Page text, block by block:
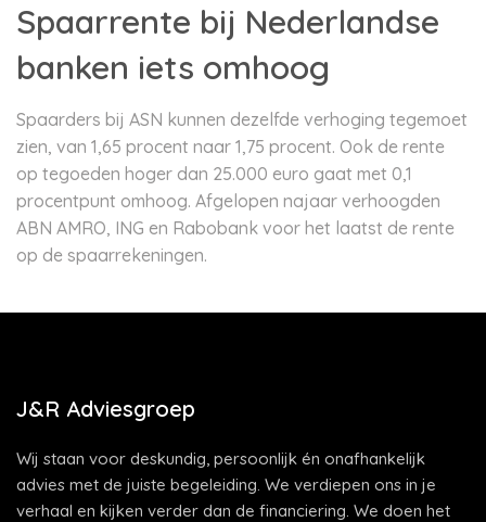
Spaarrente bij Nederlandse
banken iets omhoog
Spaarders bij ASN kunnen dezelfde verhoging tegemoet
zien, van 1,65 procent naar 1,75 procent. Ook de rente
op tegoeden hoger dan 25.000 euro gaat met 0,1
procentpunt omhoog. Afgelopen najaar verhoogden
ABN AMRO, ING en Rabobank voor het laatst de rente
op de spaarrekeningen.
J&R Adviesgroep
Wij staan voor deskundig, persoonlijk én onafhankelijk
advies met de juiste begeleiding. We verdiepen ons in je
verhaal en kijken verder dan de financiering. We doen het